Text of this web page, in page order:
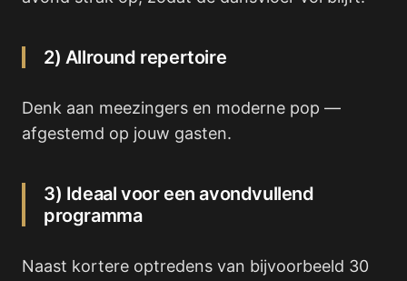
2) Allround repertoire
Denk aan meezingers en moderne pop —
afgestemd op jouw gasten.
3) Ideaal voor een avondvullend
programma
Naast kortere optredens van bijvoorbeeld 30